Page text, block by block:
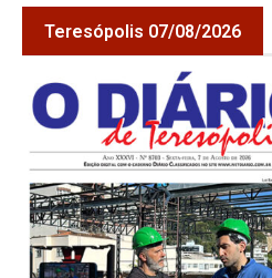
Teresópolis 07/08/2026